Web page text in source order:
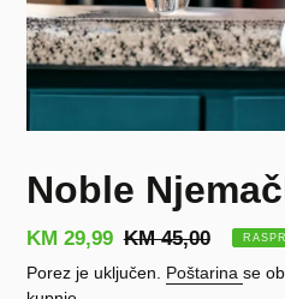
Noble
Prodajna
cijena
KM 29,99 Redovna
cijena
KM 45,00
Porez je uključen. Poštarina se